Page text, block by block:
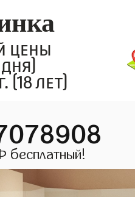
цены
(18 лет)
бесплатный!